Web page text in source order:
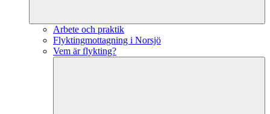
Arbete och praktik
Flyktingmottagning i Norsjö
Vem är flykting?